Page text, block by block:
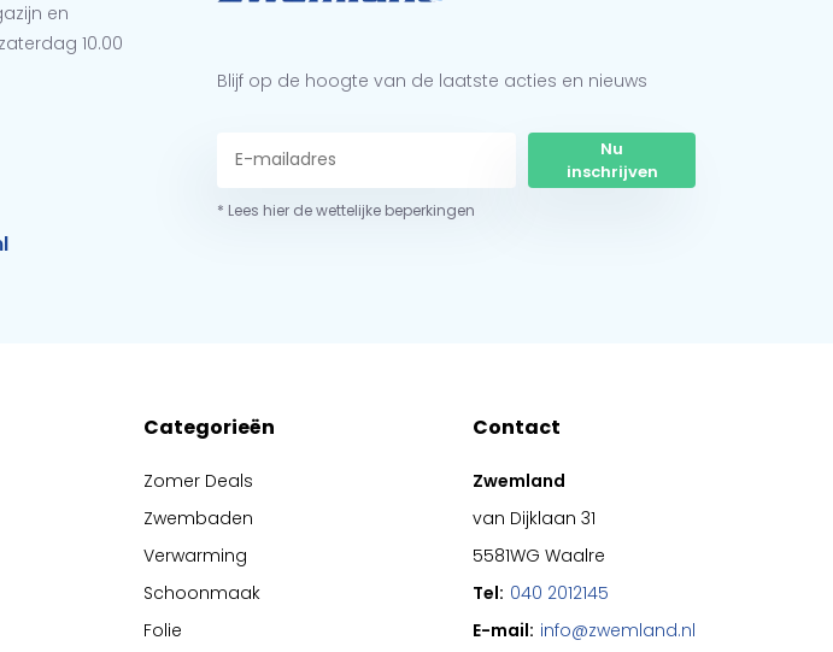
en
10.00
Blijf op de hoogte van de laatste acties en nieuws
Nu
inschrijven
* Lees hier de wettelijke beperkingen
Categorieën
Zomer Deals
Zwembaden
Verwarming
Schoonmaak
Folie
Contact
Zwemland
van Dijklaan 31
5581WG Waalre
Tel: 040 2012145
E-mail: info@zwemland.nl